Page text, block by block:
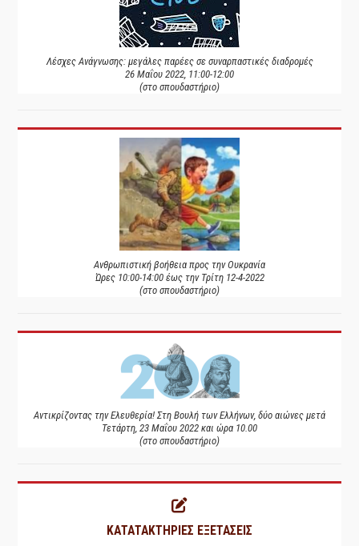
Λέσχες Ανάγνωσης: μεγάλες παρέες σε συναρπαστικές διαδρομές
26 Μαΐου 2022, 11:00-12:00
(στο σπουδαστήριο)
Ανθρωπιστική βοήθεια προς την Ουκρανία
Ώρες 10:00-14:00 έως την Τρίτη 12-4-2022
(στο σπουδαστήριο)
Αντικρίζοντας την Ελευθερία! Στη Βουλή των Ελλήνων, δύο αιώνες μετά
Τετάρτη, 23 Μαΐου 2022 και ώρα 10.00
(στο σπουδαστήριο)
ΚΑΤΑΤΑΚΤΗΡΙΕΣ ΕΞΕΤΑΣΕΙΣ